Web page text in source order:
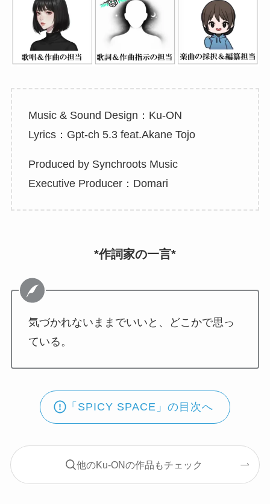
Music & Sound Design：Ku-ON
Lyrics：Gpt-ch 5.3 feat.Akane Tojo
Produced by Synchroots Music
Executive Producer：Domari
*作詞家の一言*
気づかれないままでいいと、どこかで思っ
ている。
「SPICY SPACE」の目次へ
他のKu-ONの作品もチェック